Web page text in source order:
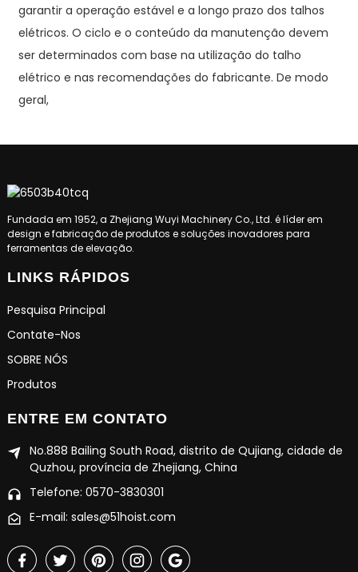
garantir a operação estável e a longo prazo dos talhos
elétricos. O ciclo e o conteúdo da manutenção devem
ser determinados com base na utilização do talho
elétrico e nas recomendações do fabricante. De modo
geral,
Fundada em 1952, a Zhejiang Wuyi Machinery Co., Ltd. é líder em
design e fabricação de produtos e soluções inovadores para
ferramentas de elevação.
LINKS RÁPIDOS
Pesquisa Principal
Contate-Nos
SOBRE NÓS
Produtos
ENTRE EM CONTATO
No.888 Bailing South Road, distrito de Qujiang, cidade de
Quzhou, província de Zhejiang, China
Telefone: 0570-3830301
E-mail: sales@51hoist.com